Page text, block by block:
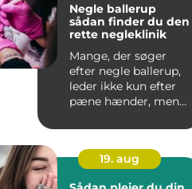
Negle ballerup
sådan finder du den
rette negleklinik
Mange, der søger
efter negle ballerup,
leder ikke kun efter
pæne hænder, men
so...
19. aug